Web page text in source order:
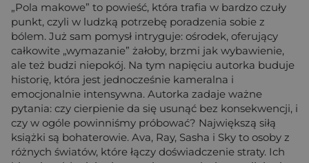
„Pola makowe” to powieść, która trafia w bardzo czuły
punkt, czyli w ludzką potrzebę poradzenia sobie z
bólem. Już sam pomysł intryguje: ośrodek, oferujący
całkowite „wymazanie” żałoby, brzmi jak wybawienie,
ale też budzi niepokój. Na tym napięciu autorka buduje
historię, która jest jednocześnie kameralna i
emocjonalnie intensywna. Autorka zadaje ważne
pytania: czy cierpienie da się usunąć bez konsekwencji, i
czy w ogóle powinniśmy próbować? Największą siłą
książki są bohaterowie. Ava, Ray, Sasha i Sky to osoby z
różnych światów, które łączy doświadczenie straty. Ich